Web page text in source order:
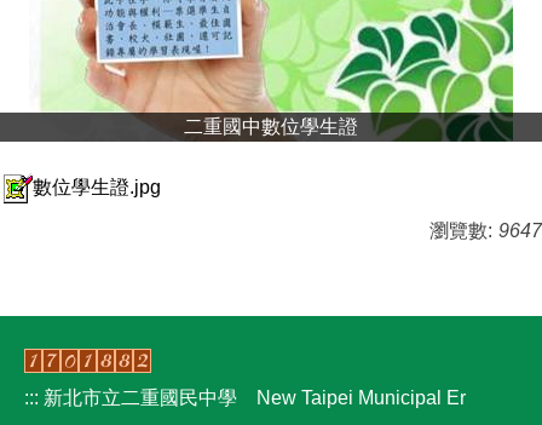
二重國中數位學生證
數位學生證.jpg
瀏覽數: 9647
::: 新北市立二重國民中學 New Taipei Municipal Er